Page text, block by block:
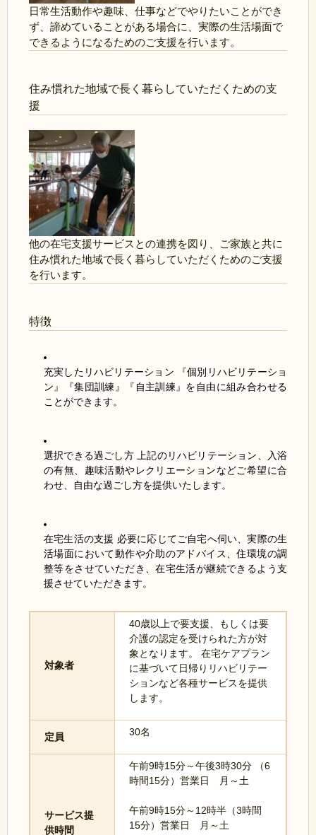
日常生活動作や趣味、仕事などでやりたいことができ
ず、諦めていることがある場合に、実際の生活場面で
できるようになるためのご支援を行います。
住み慣れた地域で長く暮らしていただくための支
援
他の在宅支援サービスとの連携を図り、ご家族と共に
住み慣れた地域で長く暮らしていただくためのご支援
を行います。
特徴
充実したリハビリテーション 『個別リハビリテーショ
ン』『集団訓練』『自主訓練』を自由に組み合わせる
ことができます。
選択できる過ごし方 上記のリハビリテーション、入浴
の有無、趣味活動やレクリエーションなどご希望に合
わせ、自由な過ごし方を提供いたします。
在宅生活の支援 必要に応じてご自宅へ伺い、実際の生
活場面において動作や介助のアドバイス、住環境の調
整等をさせていただき、在宅生活が継続できるよう支
援させていただきます。
対象者
40歳以上で要支援、もしくは要
介護の認定を受けられた方が対
象となります。 在宅ケアプラン
に基づいて日帰りリハビリテー
ションなど各種サービスを提供
します。
定員 30名
サービス提
供時間
午前9時15分～午後3時30分 （6
時間15分）営業日 月～土
午前9時15分～12時半（3時間
15分）営業日 月～土